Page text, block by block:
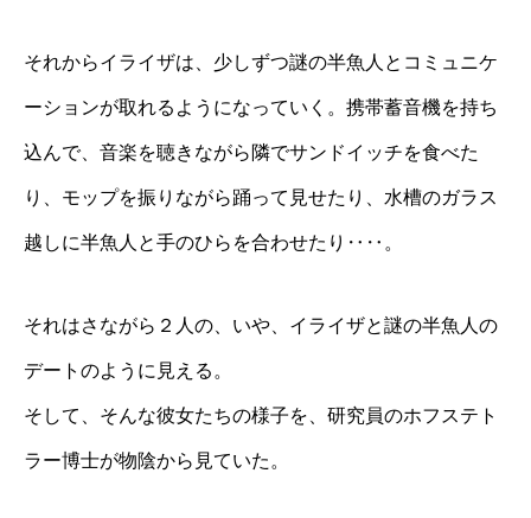
それからイライザは、少しずつ謎の半魚人とコミュニケ
ーションが取れるようになっていく。携帯蓄音機を持ち
込んで、音楽を聴きながら隣でサンドイッチを食べた
り、モップを振りながら踊って見せたり、水槽のガラス
越しに半魚人と手のひらを合わせたり‥‥。
それはさながら２人の、いや、イライザと謎の半魚人の
デートのように見える。
そして、そんな彼女たちの様子を、研究員のホフステト
ラー博士が物陰から見ていた。